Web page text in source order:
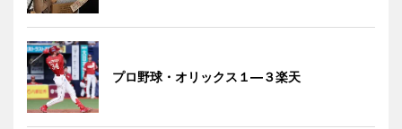
プロ野球・オリックス１―３楽天